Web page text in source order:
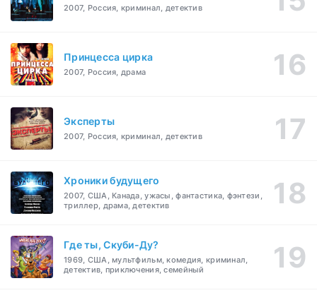
2007, Россия, криминал, детектив
Принцесса цирка
2007, Россия, драма
Эксперты
2007, Россия, криминал, детектив
Хроники будущего
2007, США, Канада, ужасы, фантастика, фэнтези,
триллер, драма, детектив
Где ты, Скуби-Ду?
1969, США, мультфильм, комедия, криминал,
детектив, приключения, семейный